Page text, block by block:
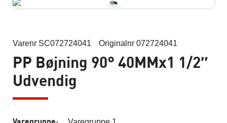
Varenr SC072724041 Originalnr 072724041
PP Bøjning 90° 40MMx1 1/2″
Udvendig